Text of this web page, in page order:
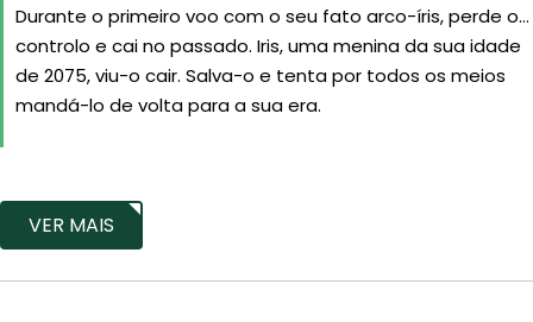
Durante o primeiro voo com o seu fato arco-íris, perde o
controlo e cai no passado. Iris, uma menina da sua idade
de 2075, viu-o cair. Salva-o e tenta por todos os meios
mandá-lo de volta para a sua era.
VER MAIS